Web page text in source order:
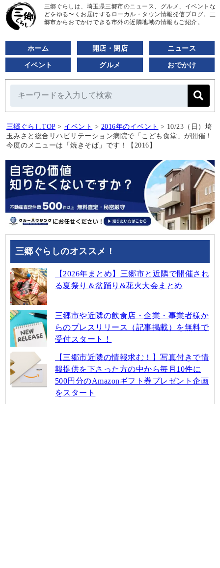
三郷ぐらしは、埼玉県三郷市のニュース、グルメ、イベントな
どをゆる〜くお届けするローカル・タウン情報発信ブログ。三
郷市からおでかけできる市外の近隣地域の情報もご紹介。
ホーム 開店・閉店 ニュース
イベント グルメ おでかけ
三郷ぐらしTOP > イベント > 2016年のイベント > 10/23（日）埼
玉みさと総合リハビリテーション病院で「こども食堂」が開催！
今度のメニューは「焼きそば」です！【2016】
三郷ぐらしのオススメ！
【2026年まとめ】三郷市と近隣で開催され
る夏祭り＆盆踊り&花火大会まとめ
三郷市や近隣の飲食店・企業・事業者様か
らのプレスリリース（記事掲載）を無料で
受付スタート！
【三郷市近隣の情報求む！】写真付きで情
報提供を下さった方の中から毎月10件に
500円分のAmazonギフト券プレゼント企画
をスタート